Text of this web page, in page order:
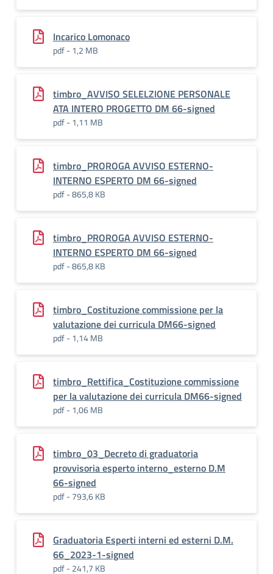
Incarico Lomonaco
pdf - 1,2 MB
timbro_AVVISO SELELZIONE PERSONALE
ATA INTERO PROGETTO DM 66-signed
pdf - 1,11 MB
timbro_PROROGA AVVISO ESTERNO-
INTERNO ESPERTO DM 66-signed
pdf - 865,8 KB
timbro_PROROGA AVVISO ESTERNO-
INTERNO ESPERTO DM 66-signed
pdf - 865,8 KB
timbro_Costituzione commissione per la
valutazione dei curricula DM66-signed
pdf - 1,14 MB
timbro_Rettifica_Costituzione commissione
per la valutazione dei curricula DM66-signed
pdf - 1,06 MB
timbro_03_Decreto di graduatoria
provvisoria esperto interno_esterno D.M
66-signed
pdf - 793,6 KB
Graduatoria Esperti interni ed esterni D.M.
66_2023-1-signed
pdf - 241,7 KB